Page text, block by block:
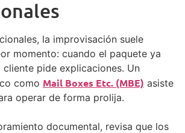
la improvisación suele
momento: cuando el paquete ya
pide explicaciones. Un
como Mail Boxes Etc. (MBE) asiste
operar de forma prolija.
documental, revisa que los